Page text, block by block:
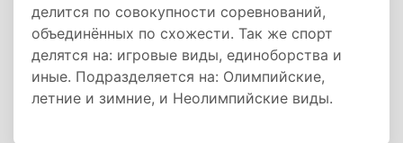
делится по совокупности соревнований,
объединённых по схожести. Так же спорт
делятся на: игровые виды, единоборства и
иные. Подразделяется на: Олимпийские,
летние и зимние, и Неолимпийские виды.